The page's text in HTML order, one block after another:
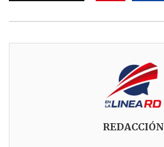
REDACCIÓN